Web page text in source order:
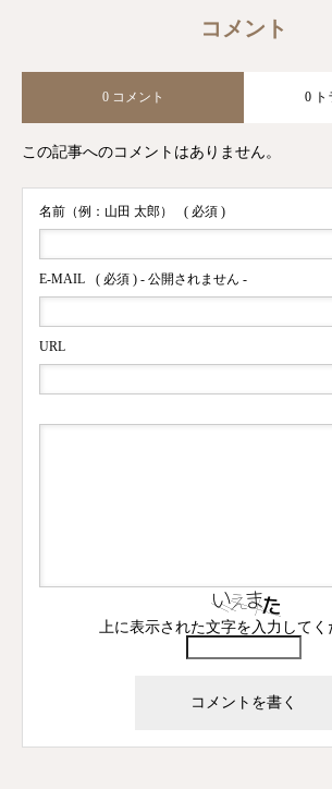
コメント
0 コメント 0 ト
この記事へのコメントはありません。
名前（例：山田 太郎） ( 必須 )
E-MAIL ( 必須 ) - 公開されません -
URL
上に表示された文字を入力してく